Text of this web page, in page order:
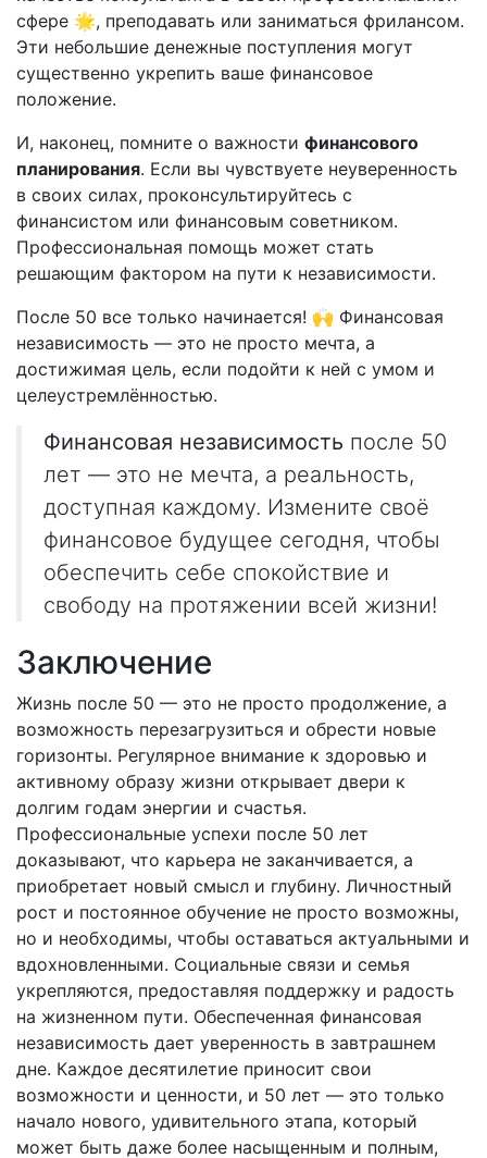
сфере 🌟, преподавать или заниматься фрилансом.
Эти небольшие денежные поступления могут
существенно укрепить ваше финансовое
положение.
И, наконец, помните о важности финансового
планирования. Если вы чувствуете неуверенность
в своих силах, проконсультируйтесь с
финансистом или финансовым советником.
Профессиональная помощь может стать
решающим фактором на пути к независимости.
После 50 все только начинается! 🙌 Финансовая
независимость — это не просто мечта, а
достижимая цель, если подойти к ней с умом и
целеустремлённостью.
Финансовая независимость после 50
лет — это не мечта, а реальность,
доступная каждому. Измените своё
финансовое будущее сегодня, чтобы
обеспечить себе спокойствие и
свободу на протяжении всей жизни!
Заключение
Жизнь после 50 — это не просто продолжение, а
возможность перезагрузиться и обрести новые
горизонты. Регулярное внимание к здоровью и
активному образу жизни открывает двери к
долгим годам энергии и счастья.
Профессиональные успехи после 50 лет
доказывают, что карьера не заканчивается, а
приобретает новый смысл и глубину. Личностный
рост и постоянное обучение не просто возможны,
но и необходимы, чтобы оставаться актуальными и
вдохновленными. Социальные связи и семья
укрепляются, предоставляя поддержку и радость
на жизненном пути. Обеспеченная финансовая
независимость дает уверенность в завтрашнем
дне. Каждое десятилетие приносит свои
возможности и ценности, и 50 лет — это только
начало нового, удивительного этапа, который
может быть даже более насыщенным и полным,